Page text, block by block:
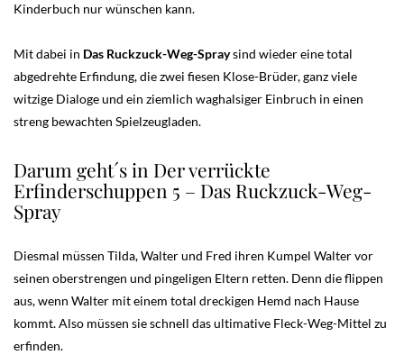
Kinderbuch nur wünschen kann.
Mit dabei in Das Ruckzuck-Weg-Spraysind wieder eine total
abgedrehte Erfindung, die zwei fiesen Klose-Brüder, ganz viele
witzige Dialoge und ein ziemlich waghalsiger Einbruch in einen
streng bewachten Spielzeugladen.
Darum geht´s in Der verrückte
Erfinderschuppen 5 – Das Ruckzuck-Weg-
Spray
Diesmal müssen Tilda, Walter und Fred ihren Kumpel Walter vor
seinen oberstrengen und pingeligen Eltern retten. Denn die flippen
aus, wenn Walter mit einem total dreckigen Hemd nach Hause
kommt. Also müssen sie schnell das ultimative Fleck-Weg-Mittel zu
erfinden.